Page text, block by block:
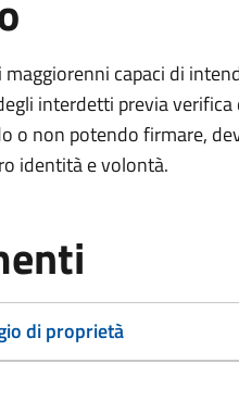
capaci di
interdetti previa
o non potendo firmare,
identità e volontà.
di proprietà